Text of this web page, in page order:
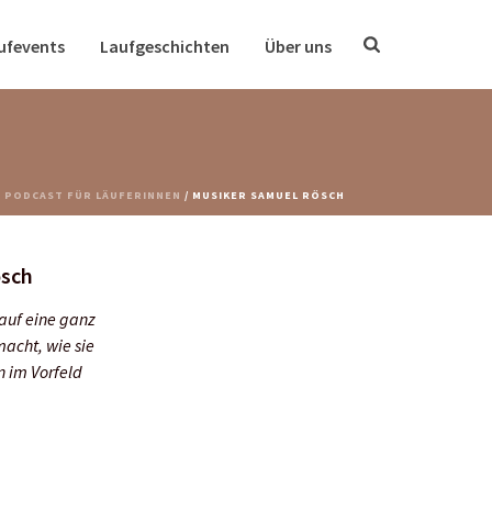
Laufgeschichten Über uns
FÜR LÄUFERINNEN / MUSIKER SAMUEL RÖSCH
eine ganz
wie sie
im Vorfeld